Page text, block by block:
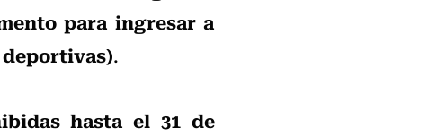
para ingresar a
.
hasta el 31 de